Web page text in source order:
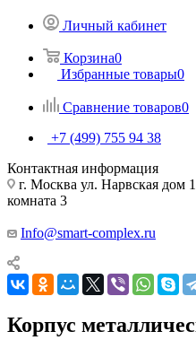
Личный кабинет
Корзина0
Избранные товары0
Сравнение товаров0
+7 (499) 755 94 38
Контактная информация
г. Москва ул. Нарвская дом
комната 3
Info@smart-complex.ru
Корпус